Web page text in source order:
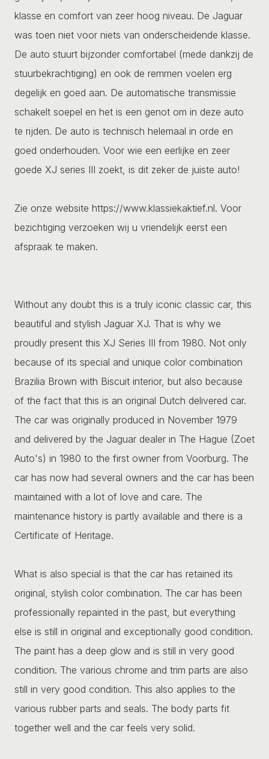
klasse en comfort van zeer hoog niveau. De Jaguar
was toen niet voor niets van onderscheidende klasse.
De auto stuurt bijzonder comfortabel (mede dankzij de
stuurbekrachtiging) en ook de remmen voelen erg
degelijk en goed aan. De automatische transmissie
schakelt soepel en het is een genot om in deze auto
te rijden. De auto is technisch helemaal in orde en
goed onderhouden. Voor wie een eerlijke en zeer
goede XJ series III zoekt, is dit zeker de juiste auto!
Zie onze website https://www.klassiekaktief.nl. Voor
bezichtiging verzoeken wij u vriendelijk eerst een
afspraak te maken.
Without any doubt this is a truly iconic classic car, this
beautiful and stylish Jaguar XJ. That is why we
proudly present this XJ Series III from 1980. Not only
because of its special and unique color combination
Brazilia Brown with Biscuit interior, but also because
of the fact that this is an original Dutch delivered car.
The car was originally produced in November 1979
and delivered by the Jaguar dealer in The Hague (Zoet
Auto's) in 1980 to the first owner from Voorburg. The
car has now had several owners and the car has been
maintained with a lot of love and care. The
maintenance history is partly available and there is a
Certificate of Heritage.
What is also special is that the car has retained its
original, stylish color combination. The car has been
professionally repainted in the past, but everything
else is still in original and exceptionally good condition.
The paint has a deep glow and is still in very good
condition. The various chrome and trim parts are also
still in very good condition. This also applies to the
various rubber parts and seals. The body parts fit
together well and the car feels very solid.